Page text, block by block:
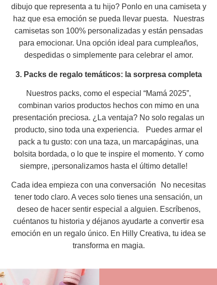
dibujo que representa a tu hijo? Ponlo en una camiseta y
haz que esa emoción se pueda llevar puesta. Nuestras
camisetas son 100% personalizadas y están pensadas
para emocionar. Una opción ideal para cumpleaños,
despedidas o simplemente para celebrar el amor.
3. Packs de regalo temáticos: la sorpresa completa
Nuestros packs, como el especial “Mamá 2025”,
combinan varios productos hechos con mimo en una
presentación preciosa. ¿La ventaja? No solo regalas un
producto, sino toda una experiencia. Puedes armar el
pack a tu gusto: con una taza, un marcapáginas, una
bolsita bordada, o lo que te inspire el momento. Y como
siempre, ¡personalizamos hasta el último detalle!
Cada idea empieza con una conversación No necesitas
tener todo claro. A veces solo tienes una sensación, un
deseo de hacer sentir especial a alguien. Escríbenos,
cuéntanos tu historia y déjanos ayudarte a convertir esa
emoción en un regalo único. En Hilly Creativa, tu idea se
transforma en magia.